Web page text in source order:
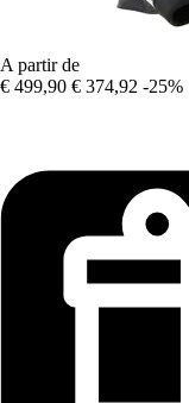
A partir de
€ 499,90 € 374,92 -25%